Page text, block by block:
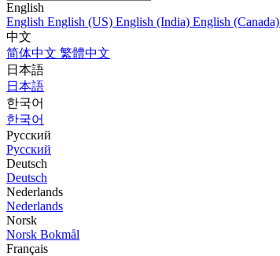
English
English English (US) English (India) English (Canada)
中文
简体中文 繁體中文
日本語
日本語
한국어
한국어
Русский
Русский
Deutsch
Deutsch
Nederlands
Nederlands
Norsk
Norsk Bokmål
Français